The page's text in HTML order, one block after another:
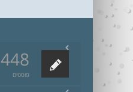
448
פוסטים